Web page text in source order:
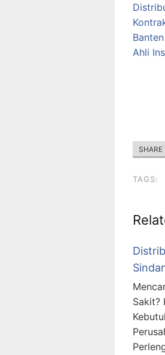
Banten
Ahli
SHARE
TAGS:
Sakit?